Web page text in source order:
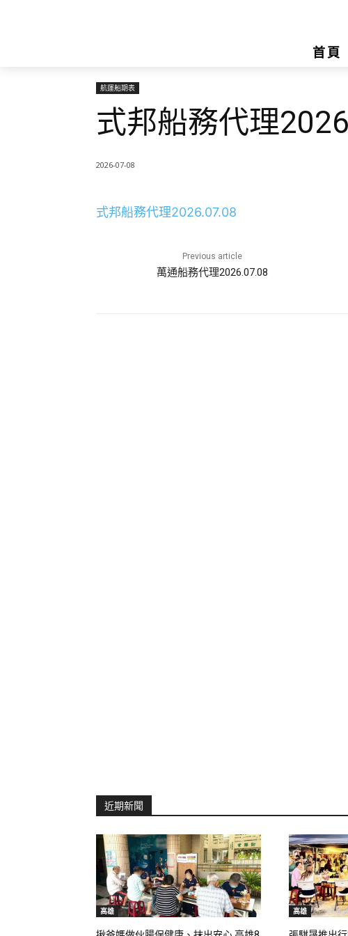
首頁
航運船期表
式邦船務代理
2026-07-08
式邦船務代理2026.07.08
Previous article
萬通船務代理2026.07.08
近期新聞
高雄 高雄